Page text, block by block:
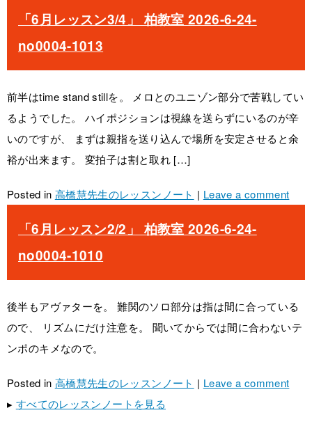
「6月レッスン3/4」 柏教室 2026-6-24-
no0004-1013
前半はtime stand stillを。 メロとのユニゾン部分で苦戦してい
るようでした。 ハイポジションは視線を送らずにいるのが辛
いのですが、 まずは親指を送り込んで場所を安定させると余
裕が出来ます。 変拍子は割と取れ […]
Posted in 高橋慧先生のレッスンノート | Leave a comment
「6月レッスン2/2」 柏教室 2026-6-24-
no0004-1010
後半もアヴァターを。 難関のソロ部分は指は間に合っている
ので、 リズムにだけ注意を。 聞いてからでは間に合わないテ
ンポのキメなので。
Posted in 高橋慧先生のレッスンノート | Leave a comment
▸ すべてのレッスンノートを見る